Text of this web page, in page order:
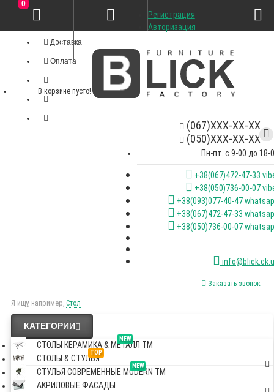
Доставка
Оплата
(067)XXX-XX-XX
(050)XXX-XX-XX
Пн-пт. с 9-00 до 18-
+38(067)472-47-33
+38(050)736-00-07
+38(093)077-40-47
+38(067)472-47-33
+38(050)736-00-07
Заказать звонок
Я ищу, например, Стол
Регистрация
Авторизация
0
В корзине пусто!
КАТЕГОРИИ
NEW
СТОЛЫ КЕРАМИКА & МЕТАЛЛ TM
TOP
СТОЛЫ & СТУЛЬЯ
NEW
СТУЛЬЯ СОВРЕМЕННЫЕ MODERN TM
АКРИЛОВЫЕ ФАСАДЫ